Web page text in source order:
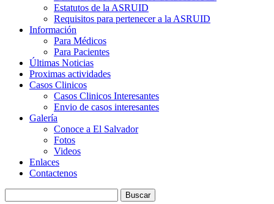
Estatutos de la ASRUID
Requisitos para pertenecer a la ASRUID
Información
Para Médicos
Para Pacientes
Últimas Noticias
Proximas actividades
Casos Clinicos
Casos Clinicos Interesantes
Envio de casos interesantes
Galería
Conoce a El Salvador
Fotos
Videos
Enlaces
Contactenos